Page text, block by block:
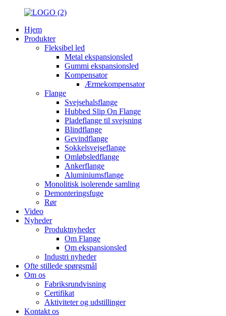
Hjem
Produkter
Fleksibel led
Metal ekspansionsled
Gummi ekspansionsled
Kompensator
Ærmekompensator
Flange
Svejsehalsflange
Hubbed Slip On Flange
Pladeflange til svejsning
Blindflange
Gevindflange
Sokkelsvejseflange
Omløbsledflange
Ankerflange
Aluminiumsflange
Monolitisk isolerende samling
Demonteringsfuge
Rør
Video
Nyheder
Produktnyheder
Om Flange
Om ekspansionsled
Industri nyheder
Ofte stillede spørgsmål
Om os
Fabriksrundvisning
Certifikat
Aktiviteter og udstillinger
Kontakt os